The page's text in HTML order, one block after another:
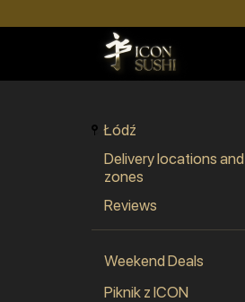
Łódź
Delivery locations and
zones
Reviews
Weekend Deals
Piknik z ICON